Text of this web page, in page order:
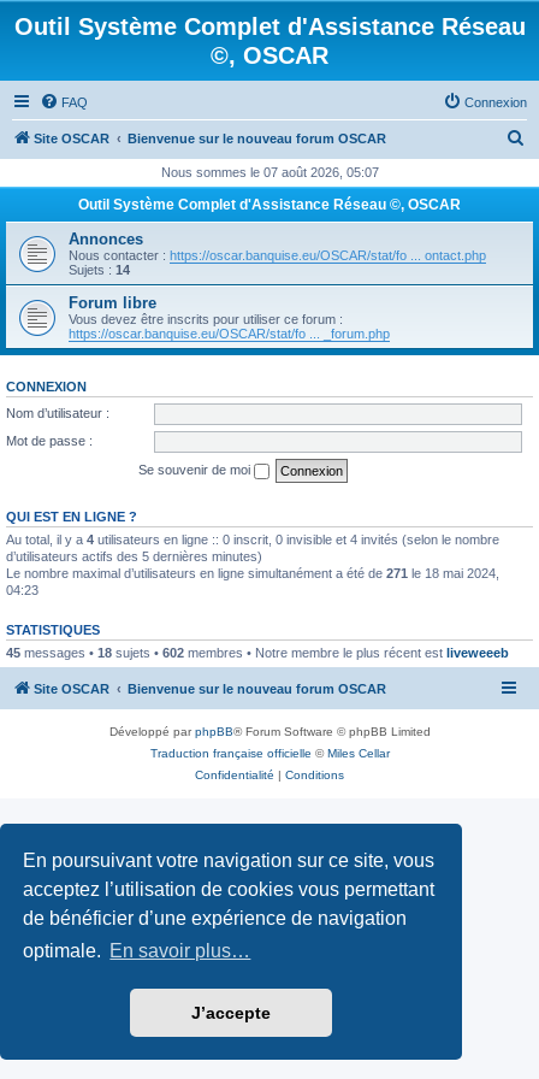
En poursuivant votre navigation sur ce site, vous
acceptez l’utilisation de cookies vous permettant
de bénéficier d’une expérience de navigation
optimale. En savoir plus…
J’accepte
Outil Système Complet d'Assistance Réseau
©, OSCAR
FAQ Connexion
Site OSCAR Bienvenue sur le nouveau forum OSCAR
h
r
r
Nous sommes le 07 août 2026, 05:07
Outil Système Complet d'Assistance Réseau ©, OSCAR
Annonces
Nous contacter : https://oscar.banquise.eu/OSCAR/stat/fo ... ontact.php
Sujets : 14
Forum libre
Vous devez être inscrits pour utiliser ce forum :
https://oscar.banquise.eu/OSCAR/stat/fo ... _forum.php
CONNEXION
Nom d’utilisateur :
Mot de passe :
Se souvenir de moi
QUI EST EN LIGNE ?
Au total, il y a 4 utilisateurs en ligne :: 0 inscrit, 0 invisible et 4 invités (selon le nombre
d’utilisateurs actifs des 5 dernières minutes)
Le nombre maximal d’utilisateurs en ligne simultanément a été de 271 le 18 mai 2024,
04:23
STATISTIQUES
45 messages • 18 sujets • 602 membres • Notre membre le plus récent est liveweeeb
Site OSCAR Bienvenue sur le nouveau forum OSCAR
Développé parphpBB® Forum Software © phpBB Limited
Traduction française officielle ©Miles Cellar
Confidentialité | Conditions